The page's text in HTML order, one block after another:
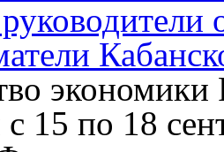
экономики
15 по 18